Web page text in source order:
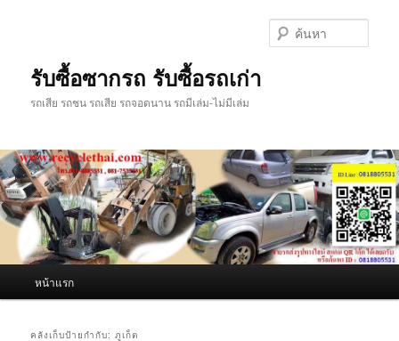
รับซื้อซากรถ รับซื้อรถเก่า
รถเสีย รถชน รถเสีย รถจอดนาน รถมีเล่ม-ไม่มีเล่ม
หน้าแรก
คลังเก็บป้ายกำกับ:ภูเก็ต